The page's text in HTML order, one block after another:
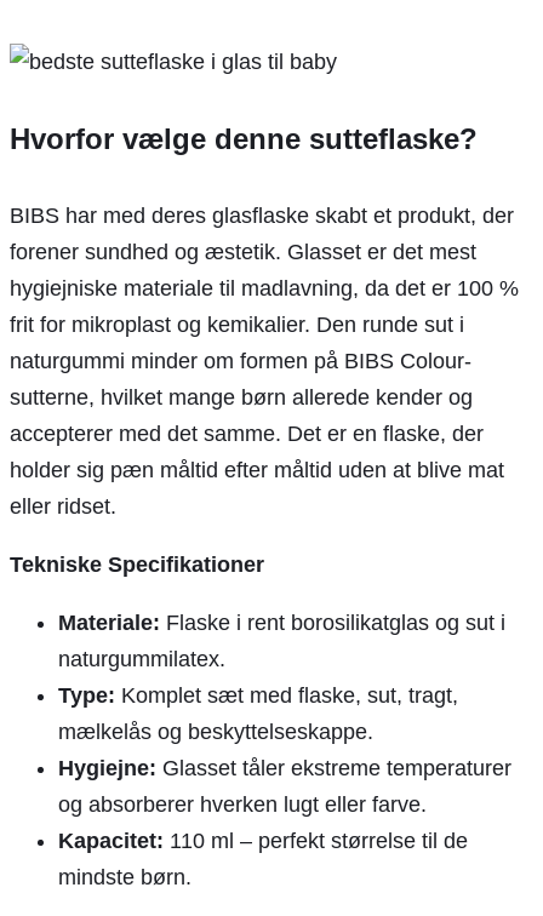
Hvorfor vælge denne sutteflaske?
BIBS har med deres glasflaske skabt et produkt, der
forener sundhed og æstetik. Glasset er det mest
hygiejniske materiale til madlavning, da det er 100 %
frit for mikroplast og kemikalier. Den runde sut i
naturgummi minder om formen på BIBS Colour-
sutterne, hvilket mange børn allerede kender og
accepterer med det samme. Det er en flaske, der
holder sig pæn måltid efter måltid uden at blive mat
eller ridset.
Tekniske Specifikationer
Materiale: Flaske i rent borosilikatglas og sut i
naturgummilatex.
Type: Komplet sæt med flaske, sut, tragt,
mælkelås og beskyttelseskappe.
Hygiejne: Glasset tåler ekstreme temperaturer
og absorberer hverken lugt eller farve.
Kapacitet: 110 ml – perfekt størrelse til de
mindste børn.